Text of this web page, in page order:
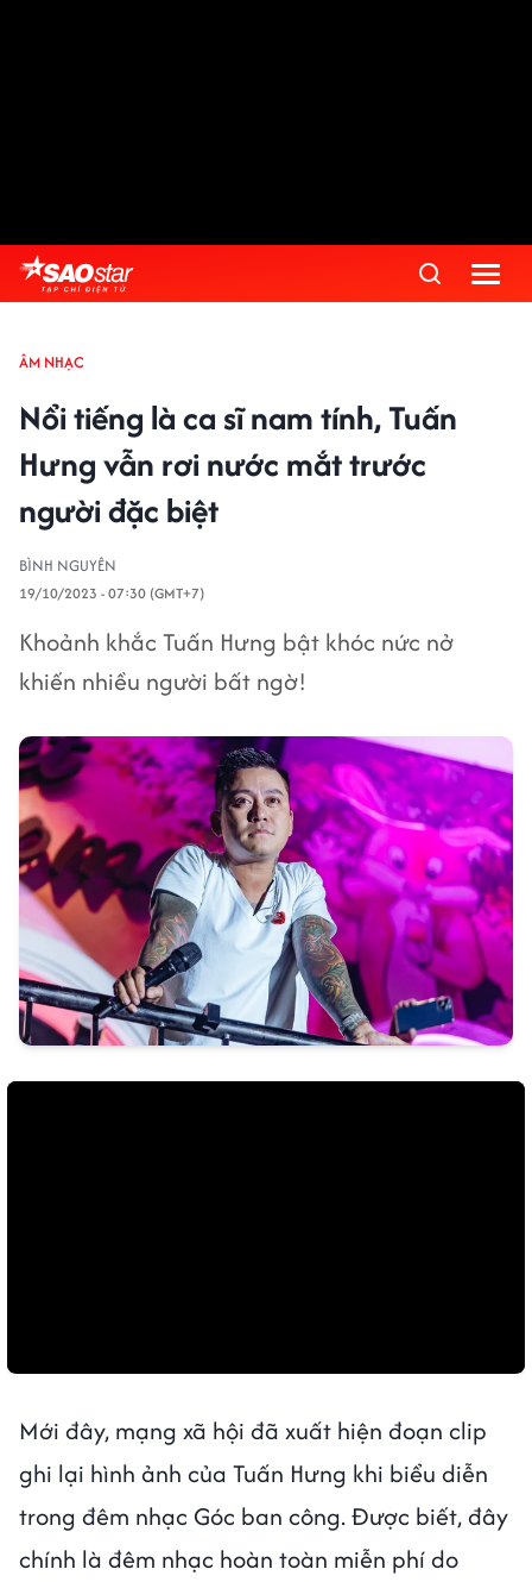
ÂM NHẠC
Nổi tiếng là ca sĩ nam tính, Tuấn
Hưng vẫn rơi nước mắt trước
người đặc biệt
BÌNH NGUYÊN
19/10/2023 - 07:30 (GMT+7)
Khoảnh khắc Tuấn Hưng bật khóc nức nở
khiến nhiều người bất ngờ!
Mới đây, mạng xã hội đã xuất hiện đoạn clip
ghi lại hình ảnh của Tuấn Hưng khi biểu diễn
trong đêm nhạc Góc ban công. Được biết, đây
chính là đêm nhạc hoàn toàn miễn phí do